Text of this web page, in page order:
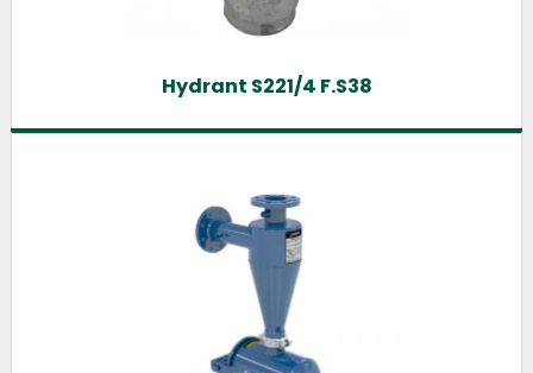
Hydrant S221/4 F.S38